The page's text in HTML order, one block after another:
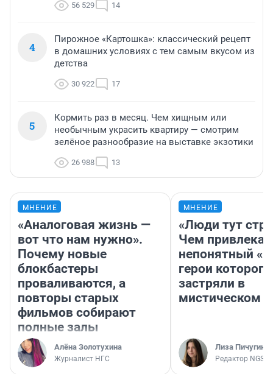
56 529 14
4
Пирожное «Картошка»: классический рецепт
в домашних условиях с тем самым вкусом из
детства
30 922 17
5
Кормить раз в месяц. Чем хищным или
необычным украсить квартиру — смотрим
зелёное разнообразие на выставке экзотики
26 988 13
МНЕНИЕ
«Аналоговая жизнь —
вот что нам нужно».
Почему новые
блокбастеры
проваливаются, а
повторы старых
фильмов собирают
полные залы
Алёна Золотухина
Журналист НГС
МНЕНИЕ
«Люди тут
Чем
непонятный
герои которого
застряли в
мистическом
Лиза Пичугина
Редактор